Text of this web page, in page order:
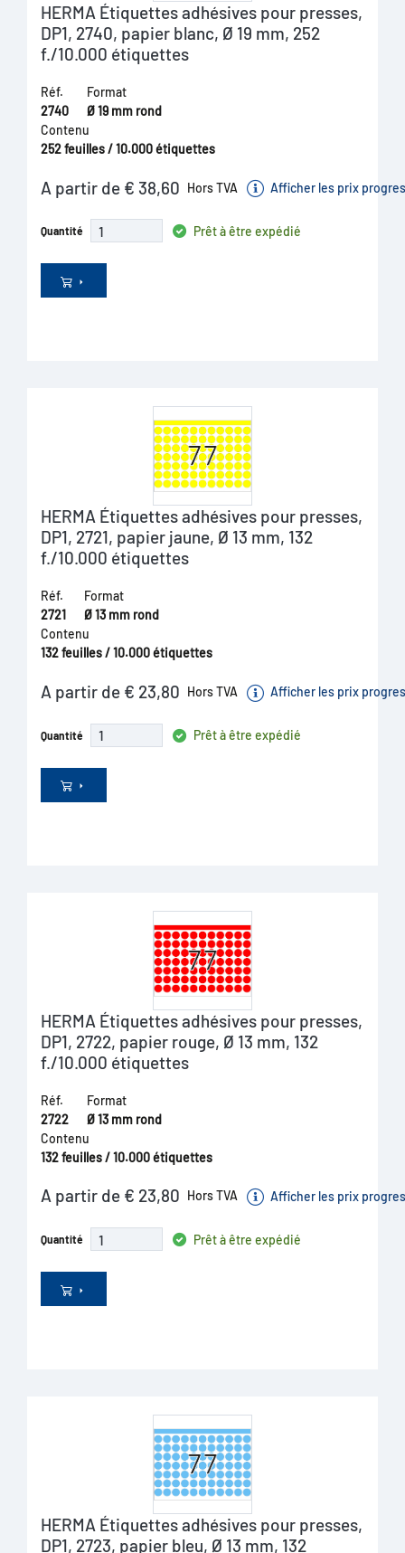
HERMA Étiquettes adhésives pour presses,
DP1, 2740, papier blanc, Ø 19 mm, 252
f./10.000 étiquettes
Réf.
2740
Format
Ø 19 mm rond
Contenu
252 feuilles / 10.000 étiquettes
A partir de € 38,60 Hors TVA Afficher les prix
Quantité Prêt à être expédié
HERMA Étiquettes adhésives pour presses,
DP1, 2721, papier jaune, Ø 13 mm, 132
f./10.000 étiquettes
Réf.
2721
Format
Ø 13 mm rond
Contenu
132 feuilles / 10.000 étiquettes
A partir de € 23,80 Hors TVA Afficher les prix
Quantité Prêt à être expédié
HERMA Étiquettes adhésives pour presses,
DP1, 2722, papier rouge, Ø 13 mm, 132
f./10.000 étiquettes
Réf.
2722
Format
Ø 13 mm rond
Contenu
132 feuilles / 10.000 étiquettes
A partir de € 23,80 Hors TVA Afficher les prix
Quantité Prêt à être expédié
HERMA Étiquettes adhésives pour presses,
DP1, 2723, papier bleu, Ø 13 mm, 132